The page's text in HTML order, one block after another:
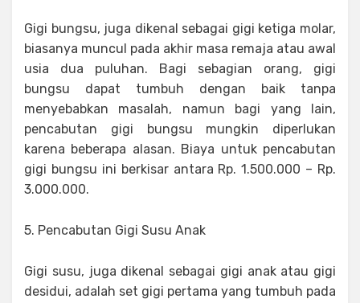
Gigi bungsu, juga dikenal sebagai gigi ketiga molar,
biasanya muncul pada akhir masa remaja atau awal
usia dua puluhan. Bagi sebagian orang, gigi
bungsu dapat tumbuh dengan baik tanpa
menyebabkan masalah, namun bagi yang lain,
pencabutan gigi bungsu mungkin diperlukan
karena beberapa alasan. Biaya untuk pencabutan
gigi bungsu ini berkisar antara Rp. 1.500.000 – Rp.
3.000.000.
5. Pencabutan Gigi Susu Anak
Gigi susu, juga dikenal sebagai gigi anak atau gigi
desidui, adalah set gigi pertama yang tumbuh pada